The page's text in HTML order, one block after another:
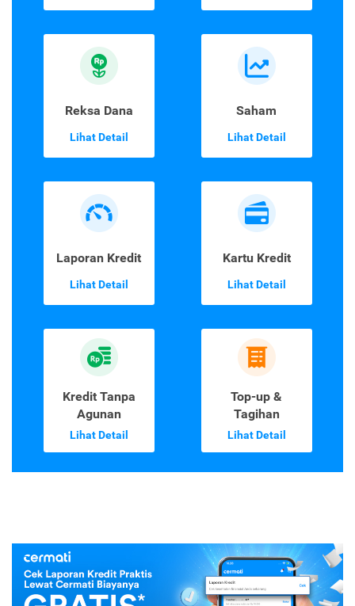
Reksa Dana
Lihat Detail
Saham
Lihat Detail
Laporan Kredit
Lihat Detail
Kartu Kredit
Lihat Detail
Kredit Tanpa
Agunan
Lihat Detail
Top-up &
Tagihan
Lihat Detail